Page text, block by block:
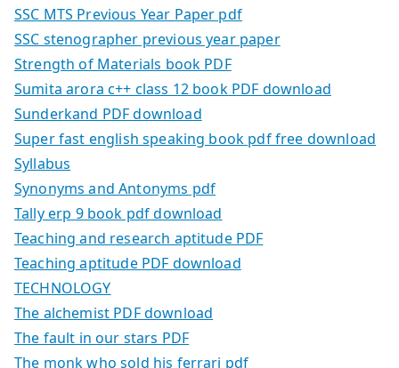
SSC MTS Previous Year Paper pdf
SSC stenographer previous year paper
Strength of Materials book PDF
Sumita arora c++ class 12 book PDF download
Sunderkand PDF download
Super fast english speaking book pdf free download
Syllabus
Synonyms and Antonyms pdf
Tally erp 9 book pdf download
Teaching and research aptitude PDF
Teaching aptitude PDF download
TECHNOLOGY
The alchemist PDF download
The fault in our stars PDF
The monk who sold his ferrari pdf